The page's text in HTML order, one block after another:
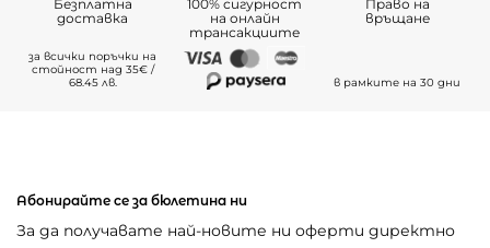
Безплатна
доставка
за всички поръчки на
стойност над 35€ /
68.45 лв.
100% сигурност
на онлайн
трансакциите
Право на
връщане
в рамките на 30 дни
Абонирайте се за бюлетина ни
За да получавате най-новите ни оферти директно